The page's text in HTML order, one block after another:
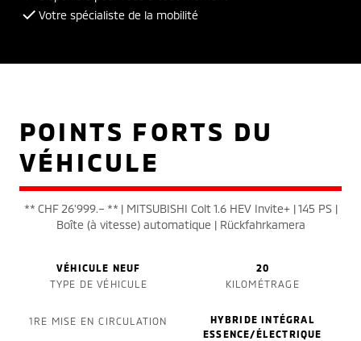
Votre spécialiste de la mobilité
POINTS FORTS DU
VÉHICULE
** CHF 26'999.– ** | MITSUBISHI Colt 1.6 HEV Invite+ | 145 PS |
Boîte (à vitesse) automatique | Rückfahrkamera
VÉHICULE NEUF
TYPE DE VÉHICULE
20
KILOMÉTRAGE
1RE MISE EN CIRCULATION
HYBRIDE INTÉGRAL
ESSENCE/ÉLECTRIQUE